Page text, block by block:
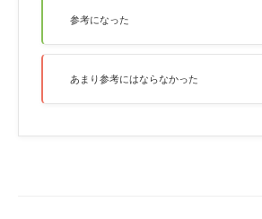
参考になった
あまり参考にはならなかった